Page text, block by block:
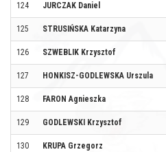
124 JURCZAK Daniel
125 STRUSIŃSKA Katarzyna
126 SZWEBLIK Krzysztof
127 HONKISZ-GODLEWSKA Urszula
128 FARON Agnieszka
129 GODLEWSKI Krzysztof
130 KRUPA Grzegorz